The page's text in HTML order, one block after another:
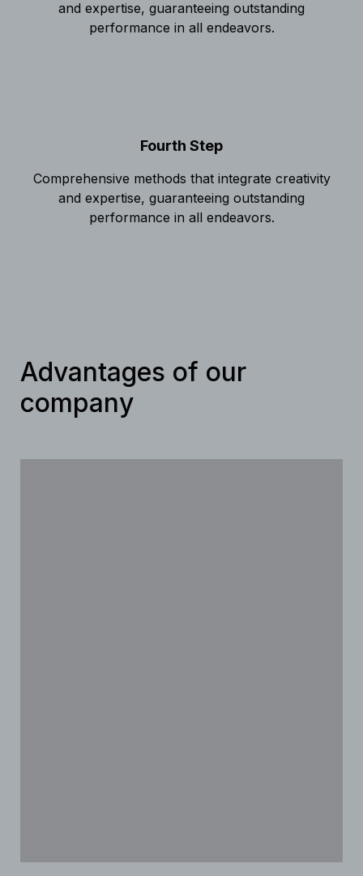
and expertise, guaranteeing outstanding
performance in all endeavors.
Fourth Step
Comprehensive methods that integrate creativity
and expertise, guaranteeing outstanding
performance in all endeavors.
Advantages of our
company